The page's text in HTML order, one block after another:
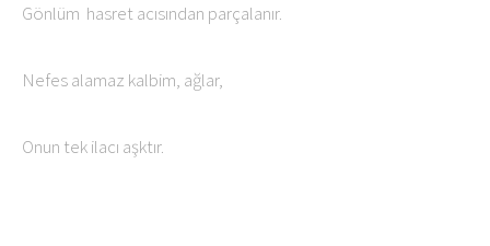
Gönlüm hasret acısından parçalanır.
Nefes alamaz kalbim, ağlar,
Onun tek ilacı aşktır.